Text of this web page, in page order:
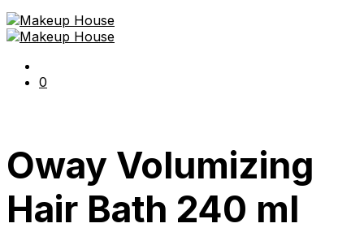
0
Oway Volumizing
Hair Bath 240 ml